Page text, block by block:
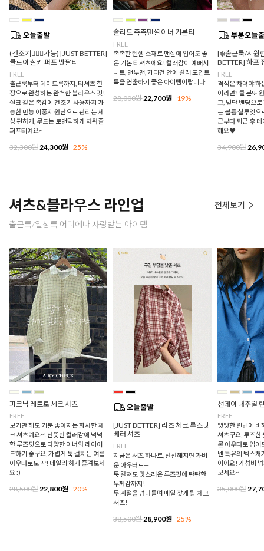
(건조기🙆🏻‍♀️가능) [JUST BETTER]
클로이 실키 퍼프 반팔티
FREE
출근룩부터 데이트룩까지, 티셔츠 한
장으로 완성하는 완벽한 블라우스 핏!
실크 같은 촉감에 건조기 사용까지 가
능한 만능 이중지 원단으로 관리는 세
상 편하게, 무드는 로맨틱하게 채워줄
퍼프티예요~
32,300원24,300원 25%
솔리드 촉촉텐셜 이너 기본티
FREE
촉촉한 텐셀 소재로 맨살에 입어도 좋
은 기본 티셔츠에요! 컬러감이 예뻐서
니트, 맨투맨, 가디건 안에 컬러 포인트
룩을 연출하기 좋은 아이템이랍니다
28,000원22,700원 19%
[❄️출근룩/시원
BETTER] 하프
FREE
격식은 차려야 하
이라면? 쿨 분또
고, 밑단 밴딩으
는 볼륨 실루엣으
근부터 퇴근 후
해요♥
34,900원
셔츠&블라우스 라인업
출근룩/일상룩 어디에나 사랑받는 아이템
전체보기
피크닉 레트로 체크 셔츠
FREE
보기만 해도 기분 좋아지는 화사한 체
크 셔츠예요~! 산뜻한 컬러감에 넉넉
한 루즈핏으로 다양한 이너와 레이어
드하기 좋구요, 가볍게 툭 걸치는 여름
아우터로도 딱! 데일리 하게 즐겨보세
요 :)
28,500원 22,800원 20%
[JUST BETTER] 리츠 체크 루즈핏
베러 셔츠
FREE
지금은 셔츠 하나로, 선선해지면 가벼
운 아우터로—
툭 걸쳐도 멋스러운 루즈핏에 탄탄한
두께감까지!
두 계절을 넘나들며 매일 찾게 될 체크
셔츠!
38,500원28,900원 25%
선데이 내추럴
FREE
빳빳한 린넨에 비
셔츠구요, 루즈한
론 아우터로 입어
넨 특유의 텍스처
이에요! 가성비
보세요~
35,000원